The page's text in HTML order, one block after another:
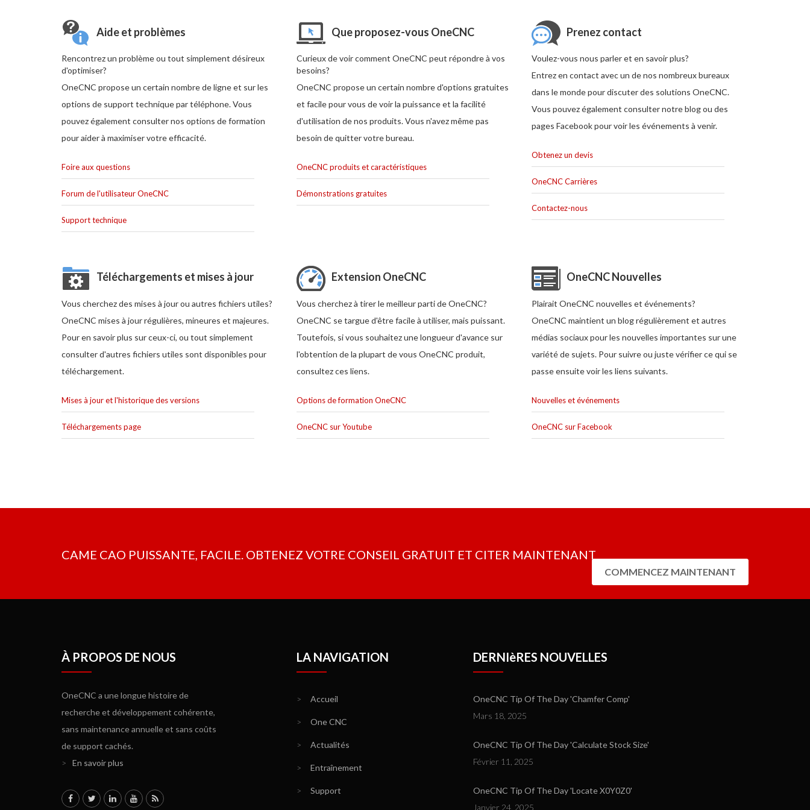
Aide et problèmes
Rencontrez un problème ou tout simplement désireux
d'optimiser?
OneCNC propose un certain nombre de ligne et sur les
options de support technique par téléphone. Vous
pouvez également consulter nos options de formation
pour aider à maximiser votre efficacité.
Foire aux questions
Forum de l'utilisateur OneCNC
Support technique
Que proposez-vous OneCNC
Curieux de voir comment OneCNC peut répondre à vos
besoins?
OneCNC propose un certain nombre d'options gratuites
et facile pour vous de voir la puissance et la facilité
d'utilisation de nos produits. Vous n'avez même pas
besoin de quitter votre bureau.
OneCNC produits et caractéristiques
Démonstrations gratuites
Prenez contact
Voulez-vous nous parler et en savoir plus?
Entrez en contact avec un de nos nombreux bureaux
dans le monde pour discuter des solutions OneCNC.
Vous pouvez également consulter notre blog ou des
pages Facebook pour voir les événements à venir.
Obtenez un devis
OneCNC Carrières
Contactez-nous
Téléchargements et mises à jour
Vous cherchez des mises à jour ou autres fichiers utiles?
OneCNC mises à jour régulières, mineures et majeures.
Pour en savoir plus sur ceux-ci, ou tout simplement
consulter d'autres fichiers utiles sont disponibles pour
téléchargement.
Mises à jour et l'historique des versions
Téléchargements page
Extension OneCNC
Vous cherchez à tirer le meilleur parti de OneCNC?
OneCNC se targue d'être facile à utiliser, mais puissant.
Toutefois, si vous souhaitez une longueur d'avance sur
l'obtention de la plupart de vous OneCNC produit,
consultez ces liens.
Options de formation OneCNC
OneCNC sur Youtube
OneCNC Nouvelles
Plairait OneCNC nouvelles et événements?
OneCNC maintient un blog régulièrement et autres
médias sociaux pour les nouvelles importantes sur une
variété de sujets. Pour suivre ou juste vérifier ce qui se
passe ensuite voir les liens suivants.
Nouvelles et événements
OneCNC sur Facebook
CAME CAO PUISSANTE, FACILE. OBTENEZ VOTRE CONSEIL GRATUIT ET CITER MAINTENANT
COMMENCEZ MAINTENANT
À PROPOS DE NOUS
OneCNC a une longue histoire de
recherche et développement cohérente,
sans maintenance annuelle et sans coûts
de support cachés.
>
En savoir plus
LA NAVIGATION
> Accueil
> One CNC
> Actualités
> Entraînement
> Support
DERNIèRES NOUVELLES
OneCNC Tip Of The Day 'Chamfer Comp'
Mars 18, 2025
OneCNC Tip Of The Day 'Calculate Stock Size'
Février 11, 2025
OneCNC Tip Of The Day 'Locate X0Y0Z0'
Janvier 24, 2025